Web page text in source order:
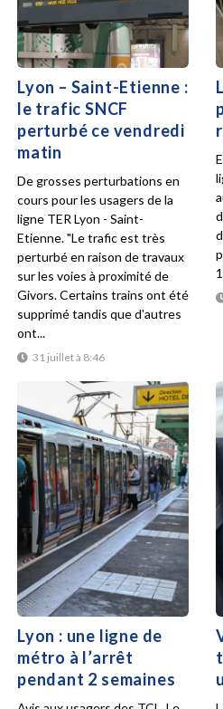
Lyon – Saint-Etienne :
le trafic SNCF
perturbé ce vendredi
matin
31 juillet à 8:46
De grosses perturbations en
cours pour les usagers de la
ligne TER Lyon - Saint-
Etienne. "Le trafic est très
perturbé en raison de travaux
sur les voies à proximité de
Givors. Certains trains ont été
supprimé tandis que d'autres
ont...
Lyon : une ligne de
métro à l’arrêt
pendant 2 semaines